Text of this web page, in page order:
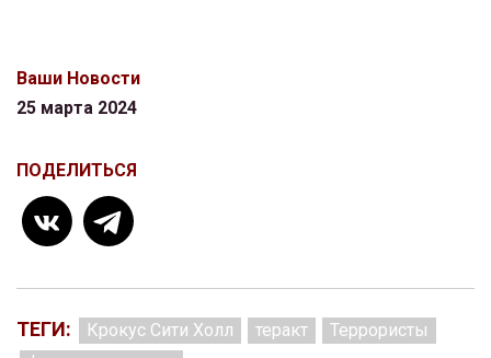
Ваши Новости
25 марта 2024
ПОДЕЛИТЬСЯ
ТЕГИ: Крокус Сити Холл теракт
Террористы